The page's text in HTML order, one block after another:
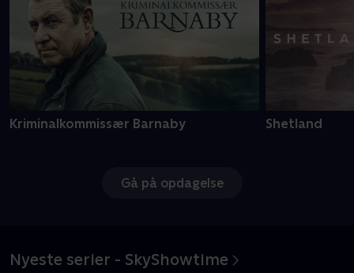
Kriminalkommissær Barnaby Shetland
Gå på opdagelse
Nyeste serier - SkyShowtime